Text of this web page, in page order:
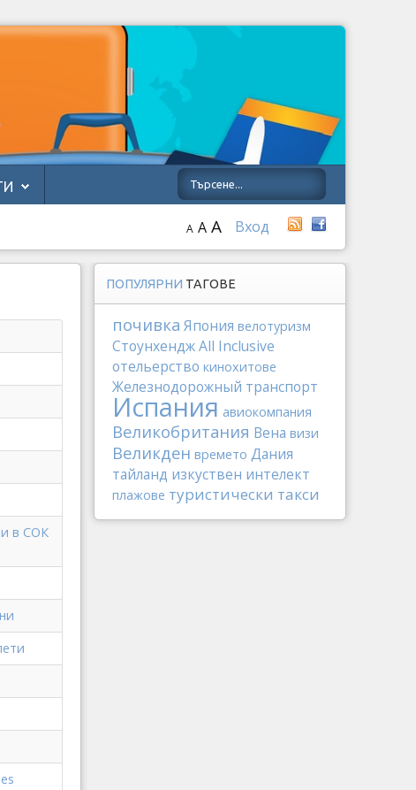
Вход
A A A
в СОК
ПОПУЛЯРНИ ТАГОВЕ
почивка Япония велотуризм
СтоунхенджAll Inclusive
отельерство кинохитове
Железнодорожный транспорт
Испания авиокомпания
Великобритания Вена визи
Великден времето Дания
тайланд изкуствен интелект
плажове туристически такси